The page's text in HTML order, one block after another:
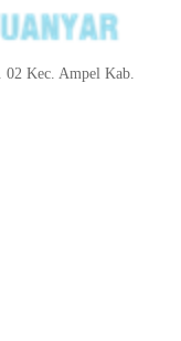
02 Kec. Ampel Kab.